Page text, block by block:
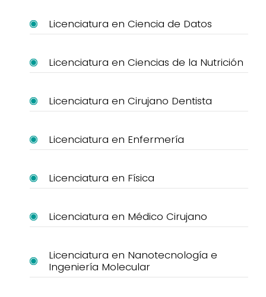
Licenciatura en Ciencia de Datos
Licenciatura en Ciencias de la Nutrición
Licenciatura en Cirujano Dentista
Licenciatura en Enfermería
Licenciatura en Física
Licenciatura en Médico Cirujano
Licenciatura en Nanotecnología e
Ingeniería Molecular